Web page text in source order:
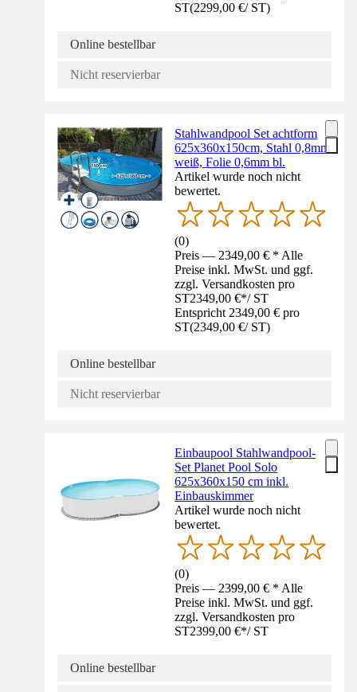
ST(2299,00 €/ ST)
Online bestellbar
Nicht reservierbar
Stahlwandpool Set achtform
625x360x150cm, Stahl 0,8mm
weiß, Folie 0,6mm bl.
Artikel wurde noch nicht
bewertet.
(0)
Preis — 2349,00 € * Alle
Preise inkl. MwSt. und ggf.
zzgl. Versandkosten pro
ST2349,00 €*/ ST
Entspricht 2349,00 € pro
ST(2349,00 €/ ST)
Online bestellbar
Nicht reservierbar
Einbaupool Stahlwandpool-
Set Planet Pool Solo
625x360x150 cm inkl.
Einbauskimmer
Artikel wurde noch nicht
bewertet.
(0)
Preis — 2399,00 € * Alle
Preise inkl. MwSt. und ggf.
zzgl. Versandkosten pro
ST2399,00 €*/ ST
Online bestellbar